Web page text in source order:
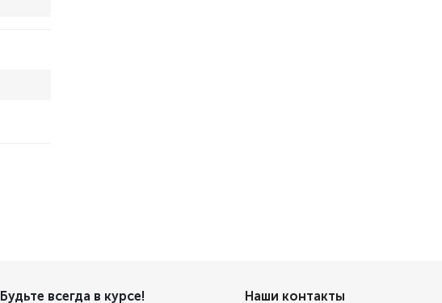
Будьте всегда в курсе! Наши контакты